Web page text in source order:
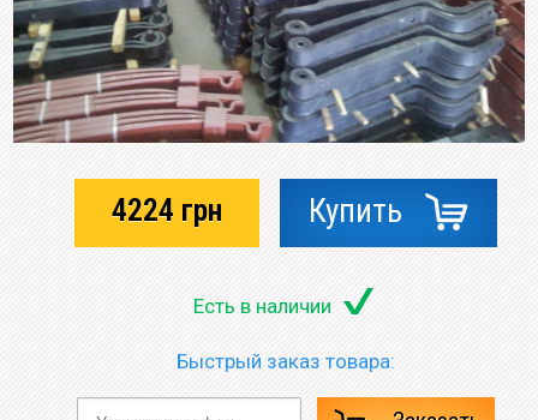
4224 грн Купить
Есть в наличии
Быстрый заказ товара: